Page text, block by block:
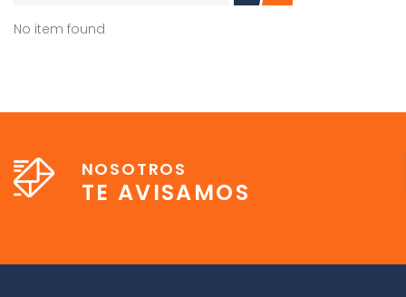
No item found
NOSOTROS
TE AVISAMOS